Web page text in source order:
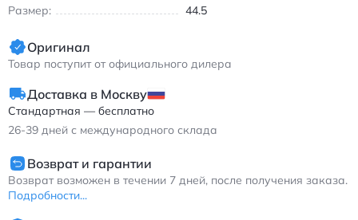
Размер: 44.5
Оригинал
Товар поступит от официального дилера
Доставка в Москву
Стандартная — бесплатно
26-39 дней с международного склада
Возврат и гарантии
Возврат возможен в течении 7 дней, после получения заказа.
Подробности...